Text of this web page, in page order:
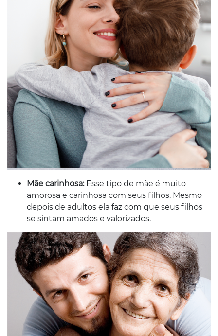
Mãe carinhosa: Esse tipo de mãe é muito
amorosa e carinhosa com seus filhos. Mesmo
depois de adultos ela faz com que seus filhos
se sintam amados e valorizados.